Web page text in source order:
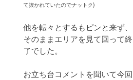
て抜かれていたのでナットク)
他を転々とするもピンと来ず、
そのままエリアを見て回って終
了でした。
お立ち台コメントを聞いて今回